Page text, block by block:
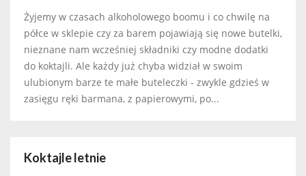
Żyjemy w czasach alkoholowego boomu i co chwilę na
półce w sklepie czy za barem pojawiają się nowe butelki,
nieznane nam wcześniej składniki czy modne dodatki
do koktajli. Ale każdy już chyba widział w swoim
ulubionym barze te małe buteleczki - zwykle gdzieś w
zasięgu ręki barmana, z papierowymi, po...
Koktajle letnie